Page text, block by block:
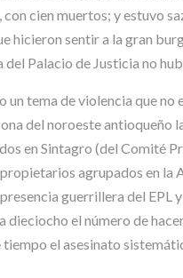
cien muertos; y estuvo
hicieron sentir a la gran
Palacio de Justicia no
tema de violencia que
del noroeste
en Sintagro (del Comité
agrupados en
guerrillera del EPL
dieciocho el número de
el asesinato